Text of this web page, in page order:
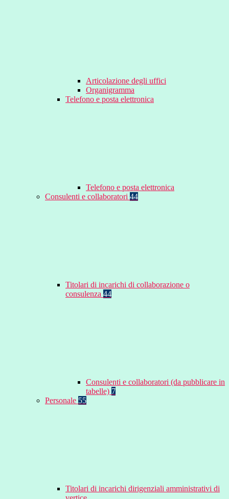
Articolazione degli uffici
Organigramma
Telefono e posta elettronica
Telefono e posta elettronica
Consulenti e collaboratori 44
Titolari di incarichi di collaborazione o
consulenza 44
Consulenti e collaboratori (da pubblicare in
tabelle) 7
Personale 55
Titolari di incarichi dirigenziali amministrativi di